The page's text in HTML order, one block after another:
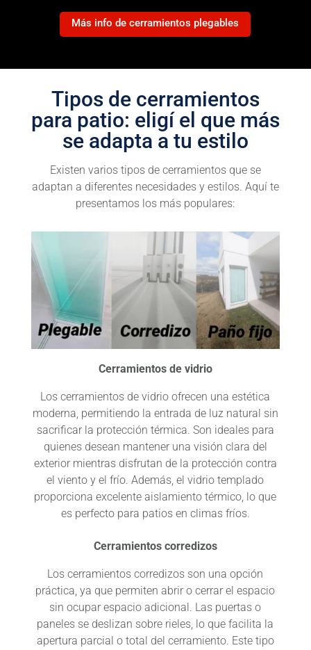
Más info de cerramientos plegables
Tipos de cerramientos
para patio: eligí el que más
se adapta a tu estilo
Existen varios tipos de cerramientos que se
adaptan a diferentes necesidades y estilos. Aquí te
presentamos los más populares:
Cerramientos de vidrio
Los cerramientos de vidrio ofrecen una estética
moderna, permitiendo la entrada de luz natural sin
sacrificar la protección térmica. Son ideales para
quienes desean mantener una visión clara del
exterior mientras disfrutan de la protección contra
el viento y el frío. Además, el vidrio templado
proporciona excelente aislamiento térmico, lo que
es perfecto para patios en climas fríos.
Cerramientos corredizos
Los cerramientos corredizos son una opción
práctica, ya que permiten abrir o cerrar el espacio
sin ocupar espacio adicional. Las puertas o
paneles se deslizan sobre rieles, lo que facilita la
apertura parcial o total del cerramiento. Este tipo